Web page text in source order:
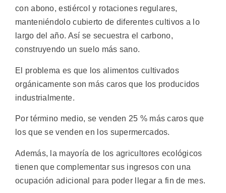
con abono, estiércol y rotaciones regulares,
manteniéndolo cubierto de diferentes cultivos a lo
largo del año. Así se secuestra el carbono,
construyendo un suelo más sano.
El problema es que los alimentos cultivados
orgánicamente son más caros que los producidos
industrialmente.
Por término medio, se venden 25 % más caros que
los que se venden en los supermercados.
Además, la mayoría de los agricultores ecológicos
tienen que complementar sus ingresos con una
ocupación adicional para poder llegar a fin de mes.